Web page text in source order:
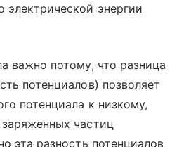
электрической энергии
важно потому, что разница
потенциалов) позволяет
потенциала к низкому,
частиц
эта разность потенциалов